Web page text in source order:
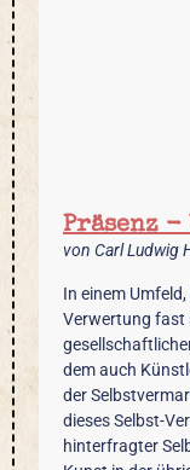
Präsenz -
von Carl Ludwig
In einem
Verwertung fast
dem auch
der
dieses Selbst-
hinterfragter